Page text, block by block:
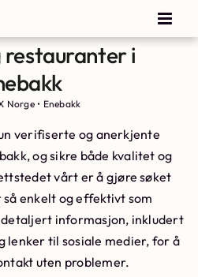
restauranter i
Norge• Enebakk
verifiserte og anerkjente
og sikre både kvalitet og
vårt er å gjøre søket
enkelt og effektivt som
informasjon, inkludert
lenker til sosiale medier, for å
uten problemer.